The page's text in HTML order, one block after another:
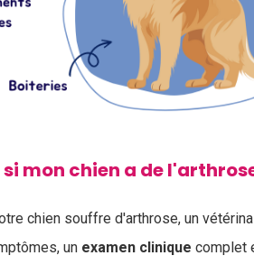
mon chien a de
chien souffre d'arthrose, un
un examen clinique complet